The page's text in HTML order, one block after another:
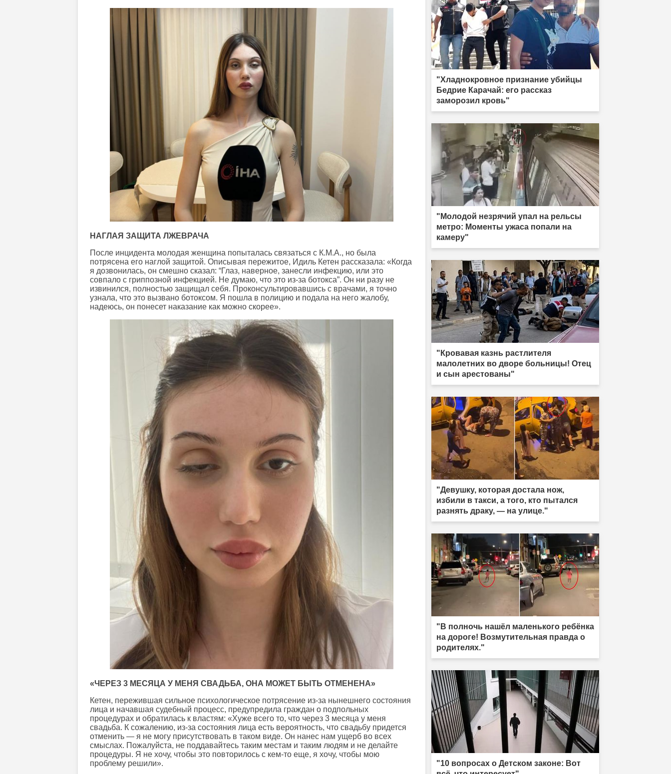
НАГЛАЯ ЗАЩИТА ЛЖЕВРАЧА
После инцидента молодая женщина попыталась связаться с К.М.А., но была
потрясена его наглой защитой. Описывая пережитое, Идиль Кетен рассказала: «Когда
я дозвонилась, он смешно сказал: “Глаз, наверное, занесли инфекцию, или это
совпало с гриппозной инфекцией. Не думаю, что это из-за ботокса”. Он ни разу не
извинился, полностью защищал себя. Проконсультировавшись с врачами, я точно
узнала, что это вызвано ботоксом. Я пошла в полицию и подала на него жалобу,
надеюсь, он понесет наказание как можно скорее».
«ЧЕРЕЗ 3 МЕСЯЦА У МЕНЯ СВАДЬБА, ОНА МОЖЕТ БЫТЬ ОТМЕНЕНА»
Кетен, пережившая сильное психологическое потрясение из-за нынешнего состояния
лица и начавшая судебный процесс, предупредила граждан о подпольных
процедурах и обратилась к властям: «Хуже всего то, что через 3 месяца у меня
свадьба. К сожалению, из-за состояния лица есть вероятность, что свадьбу придется
отменить — я не могу присутствовать в таком виде. Он нанес нам ущерб во всех
смыслах. Пожалуйста, не поддавайтесь таким местам и таким людям и не делайте
процедуры. Я не хочу, чтобы это повторилось с кем-то еще, я хочу, чтобы мою
проблему решили».
"Хладнокровное признание убийцы
Бедрие Карачай: его рассказ
заморозил кровь"
"Молодой незрячий упал на рельсы
метро: Моменты ужаса попали на
камеру"
"Кровавая казнь растлителя
малолетних во дворе больницы! Отец
и сын арестованы"
"Девушку, которая достала нож,
избили в такси, а того, кто пытался
разнять драку, — на улице."
"В полночь нашёл маленького ребёнка
на дороге! Возмутительная правда о
родителях."
"10 вопросах о Детском законе: Вот